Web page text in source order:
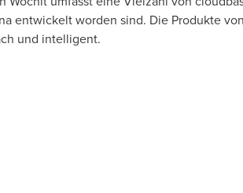
entwickelt worden sind. Die Produkte
und intelligent.